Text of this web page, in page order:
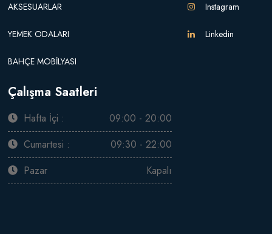
AKSESUARLAR
YEMEK ODALARI
BAHÇE MOBİLYASI
Instagram
Linkedin
Çalışma Saatleri
Hafta İçi :
09:00 - 20:00
Cumartesi :
09:30 - 22:00
Pazar
Kapalı